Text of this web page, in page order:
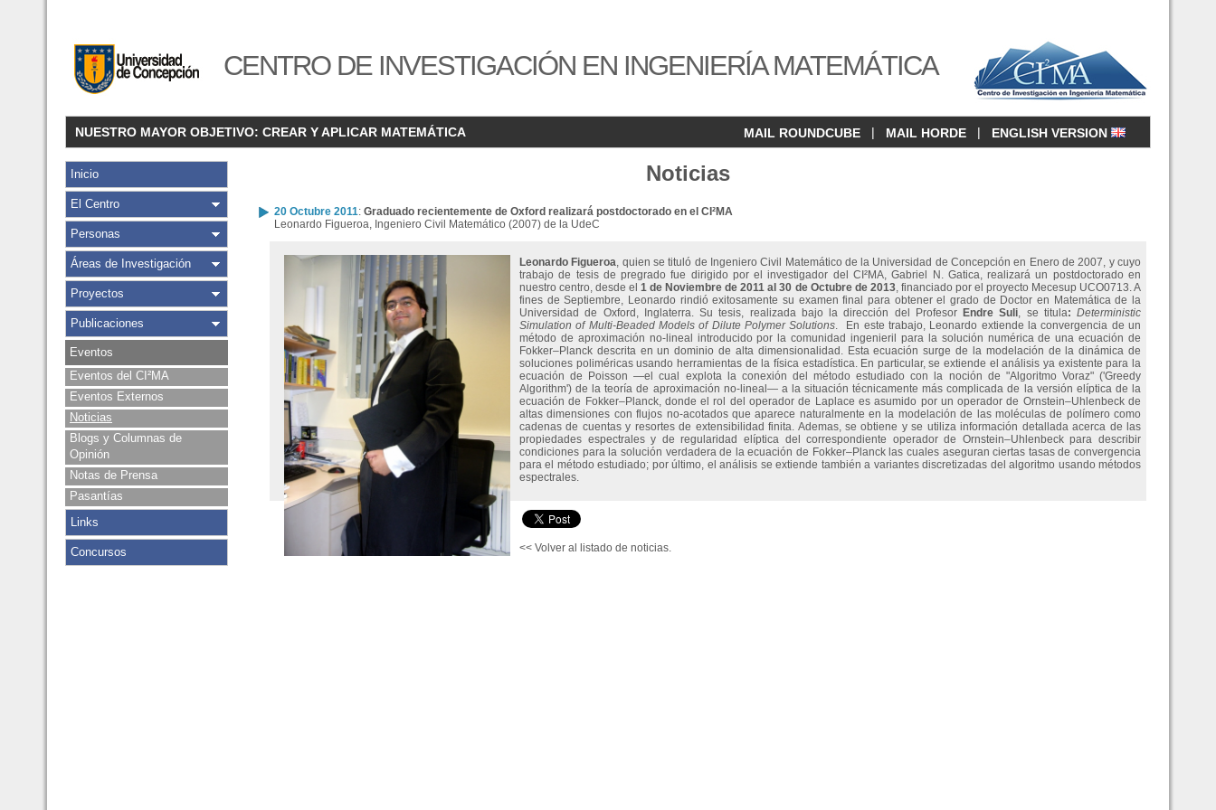
CENTRO DE INVESTIGACIÓN EN INGENIERÍA MATEMÁTICA
NUESTRO MAYOR OBJETIVO: CREAR Y APLICAR MATEMÁTICA MAIL ROUNDCUBE | MAIL HORDE | ENGLISH VERSION
Inicio
El Centro
Personas
Áreas de Investigación
Proyectos
Publicaciones
Eventos
Eventos del CI²MA
Eventos Externos
Noticias
Blogs y Columnas de
Opinión
Notas de Prensa
Pasantías
Links
Concursos
Noticias
20 Octubre 2011: Graduado recientemente de Oxford realizará postdoctorado en el CI²MA
Leonardo Figueroa, Ingeniero Civil Matemático (2007) de la UdeC
Leonardo Figueroa, quien se tituló de Ingeniero Civil Matemático de la Universidad de Concepción en Enero de 2007, y cuyo
trabajo de tesis de pregrado fue dirigido por el investigador del CI²MA,Gabriel N. Gatica, realizará un postdoctorado en
nuestro centro, desde el1 de Noviembre de 2011 al 30 de Octubre de 2013, financiado por el proyecto Mecesup UCO0713. A
fines de Septiembre, Leonardo rindió exitosamente su examen final para obtener el grado de Doctor en Matemática de la
Universidad de Oxford, Inglaterra. Su tesis, realizada bajo la dirección del Profesor Endre Suli, se titula: Deterministic
Simulation of Multi-Beaded Models of Dilute Polymer Solutions. En este trabajo, Leonardo extiende la convergencia de un
método de aproximación no-lineal introducido por la comunidad ingenieril para la solución numérica de una ecuación de
Fokker–Planck descrita en un dominio de alta dimensionalidad. Esta ecuación surge de la modelación de la dinámica de
soluciones poliméricas usando herramientas de la física estadística. En particular, se extiende el análisis ya existente para la
ecuación de Poisson —el cual explota la conexión del método estudiado con la noción de "Algoritmo Voraz" ('Greedy
Algorithm') de la teoría de aproximación no-lineal— a la situación técnicamente más complicada de la versión elíptica de la
ecuación de Fokker–Planck, donde el rol del operador de Laplace es asumido por un operador de Ornstein–Uhlenbeck de
altas dimensiones con flujos no-acotados que aparece naturalmente en la modelación de las moléculas de polímero como
cadenas de cuentas y resortes de extensibilidad finita. Ademas, se obtiene y se utiliza información detallada acerca de las
propiedades espectrales y de regularidad elíptica del correspondiente operador de Ornstein–Uhlenbeck para describir
condiciones para la solución verdadera de la ecuación de Fokker–Planck las cuales aseguran ciertas tasas de convergencia
para el método estudiado; por último, el análisis se extiende también a variantes discretizadas del algoritmo usando métodos
espectrales.
<< Volver al listado de noticias.